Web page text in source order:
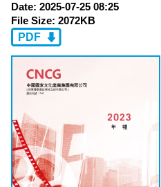
Date: 2025-07-25 08:25
File Size: 2072KB
PDF